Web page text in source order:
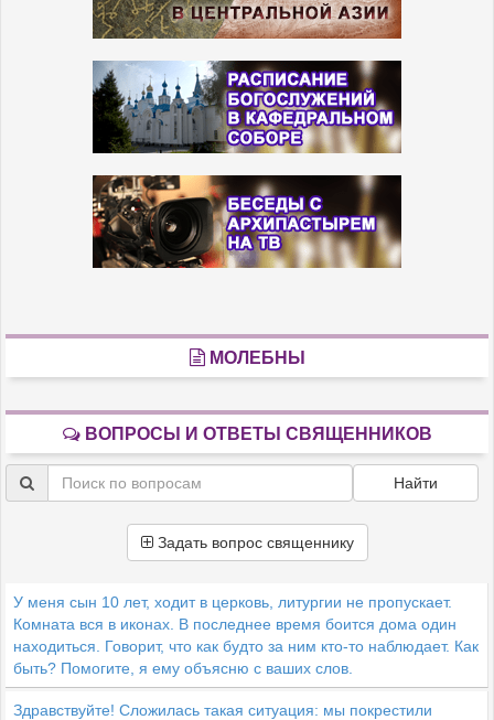
МОЛЕБНЫ
ВОПРОСЫ И ОТВЕТЫ СВЯЩЕННИКОВ
Найти
Задать вопрос священнику
У меня сын 10 лет, ходит в церковь, литургии не пропускает.
Комната вся в иконах. В последнее время боится дома один
находиться. Говорит, что как будто за ним кто-то наблюдает. Как
быть? Помогите, я ему объясню с ваших слов.
Здравствуйте! Сложилась такая ситуация: мы покрестили